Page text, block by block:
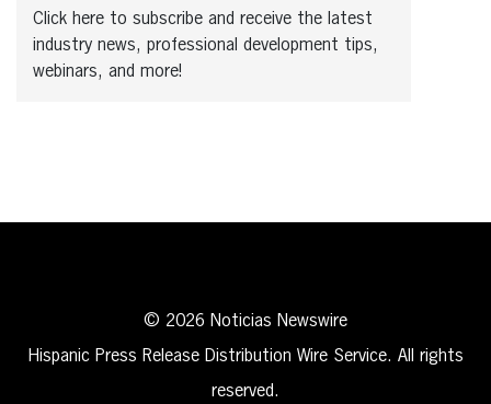
Click here to subscribe and receive the latest
industry news, professional development tips,
webinars, and more!
© 2026 Noticias Newswire
Hispanic Press Release Distribution Wire Service. All rights
reserved.